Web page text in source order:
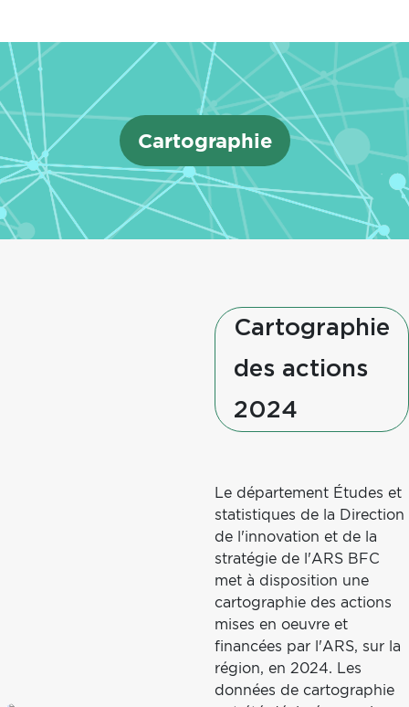
Cartographie
Cartographie
des actions
2024
Le département Études et
statistiques de la Direction
de l'innovation et de la
stratégie de l'ARS BFC
met à disposition une
cartographie des actions
mises en oeuvre et
financées par l'ARS, sur la
région, en 2024. Les
données de cartographie